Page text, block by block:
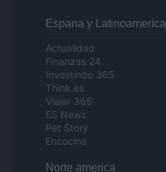
Espana y Latinoamerica
Actualidad
Finanzas 24
Investindo 365
Think.es
Viajar 365
ES Newz
Pet Story
Encocina
Norte america